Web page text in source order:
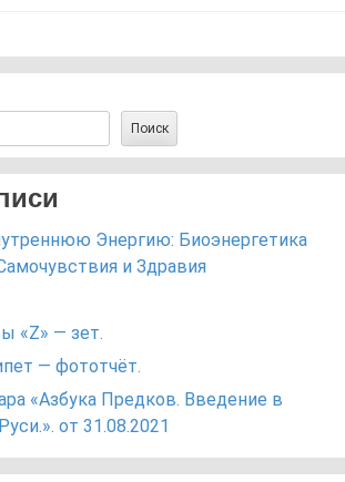
Поиск
Энергию: Биоэнергетика
и Здравия
«Z» — зет.
— фототчёт.
«Азбука Предков. Введение в
от 31.08.2021